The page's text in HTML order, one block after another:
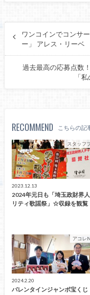
ワンコインでコンサ
ー」 アレス・リーベ
過去最高の応募点数
「
RECOMMEND こちらの記
スタッフ
2023.12.13
2024年元日も「埼玉政財界
リティ歌謡祭」☆収録を観覧
アコレ
2024.2.20
バレンタインジャンボ宝くじ